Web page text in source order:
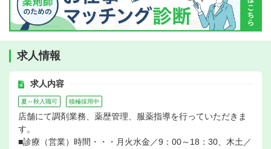
求人情報
求人内容
夏～秋入職可 積極採用中
店舗にて調剤業務、薬歴管理、服薬指導を行っていただきま
す。
■診療（営業）時間・・・月火水金／9：00～18：30、木土／